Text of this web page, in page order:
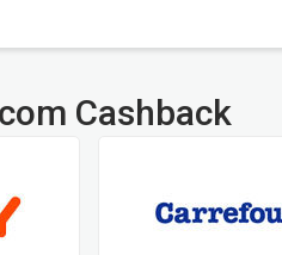
Cashback